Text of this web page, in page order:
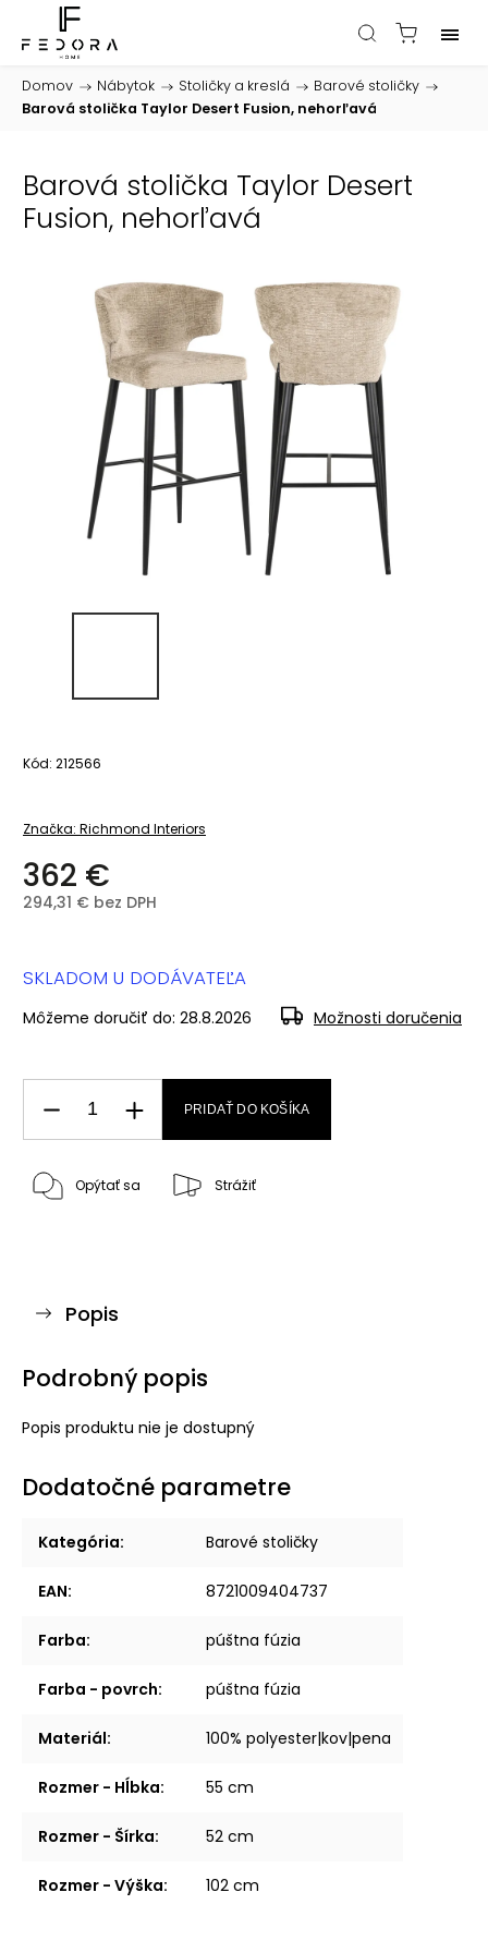
Domov / Nábytok / Stoličky a kreslá / Barové stoličky /
Barová stolička Taylor Desert Fusion, nehorľavá
Barová stolička Taylor Desert
Fusion, nehorľavá
Kód: 212566
Značka: Richmond Interiors
362 €
294,31 € bez DPH
SKLADOM U DODÁVATEĽA
Môžeme doručiť do: 28.8.2026 Možnosti doručenia
PRIDAŤ DO KOŠÍKA
Opýtať sa Strážiť
Popis
Podrobný popis
Popis produktu nie je dostupný
Dodatočné parametre
Kategória: Barové stoličky
EAN: 8721009404737
Farba: púštna fúzia
Farba - povrch: púštna fúzia
Materiál: 100% polyester|kov|pena
Rozmer - Hĺbka: 55 cm
Rozmer - Šírka: 52 cm
Rozmer - Výška: 102 cm